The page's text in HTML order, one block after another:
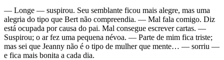
— Longe — suspirou. Seu semblante ficou mais alegre, mas uma
alegria do tipo que Bert não compreendia. — Mal fala comigo. Diz
está ocupada por causa do pai. Mal consegue escrever cartas. —
Suspirou; o ar fez uma pequena névoa. — Parte de mim fica triste;
mas sei que Jeanny não é o tipo de mulher que mente… — sorriu —
e fica mais bonita a cada dia.